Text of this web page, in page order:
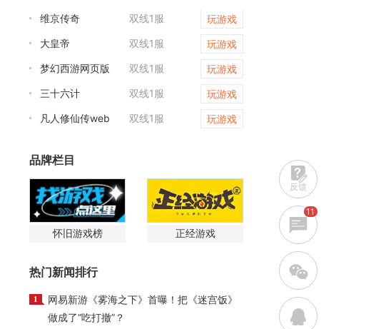
维京传奇 双线1服
玩游戏
大皇帝
双线1服
玩游戏
梦幻西游网页版
双线1服
玩游戏
三十六计
双线1服
玩游戏
凡人修仙传web
双线1服 玩游戏
品牌栏目
怀旧游戏榜 正经游戏
热门新闻排行
1
网易新游《雾海之下》首曝！把《迷宫饭》
做成了“吃打撤”？
反馈
11
w
q